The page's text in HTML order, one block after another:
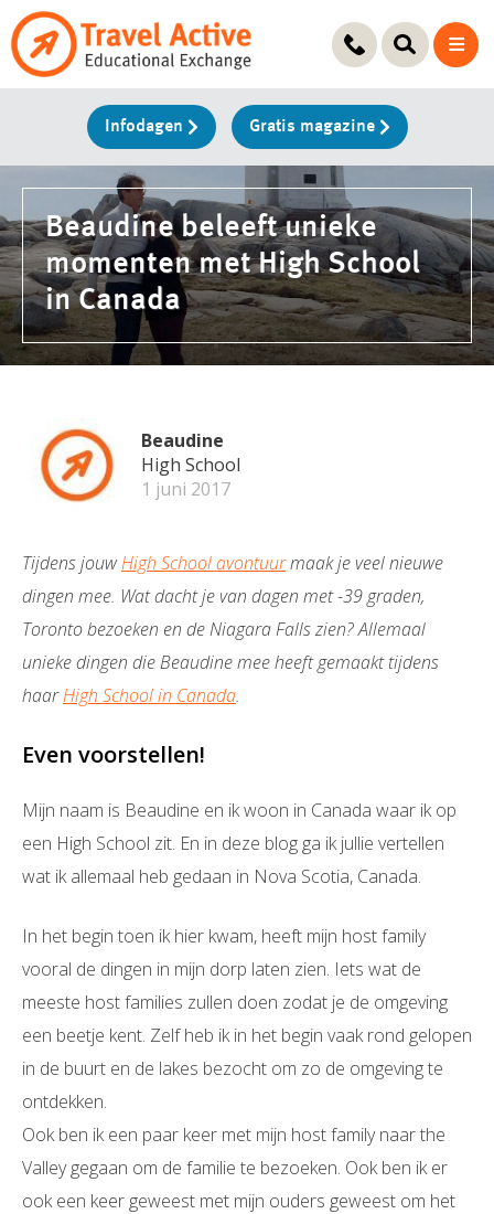
Ga
naar
Infodagen Gratis magazine
Beaudine beleeft unieke
momenten met High School
in Canada
Beaudine
High School
1 juni 2017
Tijdens jouwHigh School avontuurmaak je veel nieuwe
dingen mee. Wat dacht je van dagen met -39 graden,
Toronto bezoeken en de Niagara Falls zien? Allemaal
unieke dingen die Beaudine mee heeft gemaakt tijdens
haarHigh School in Canada.
Even voorstellen!
Mijn naam is Beaudine en ik woon in Canada waar ik op
een High School zit. En in deze blog ga ik jullie vertellen
wat ik allemaal heb gedaan in Nova Scotia, Canada.
In het begin toen ik hier kwam, heeft mijn host family
vooral de dingen in mijn dorp laten zien. Iets wat de
meeste host families zullen doen zodat je de omgeving
een beetje kent. Zelf heb ik in het begin vaak rond gelopen
in de buurt en de lakes bezocht om zo de omgeving te
ontdekken.
Ook ben ik een paar keer met mijn host family naar the
Valley gegaan om de familie te bezoeken. Ook ben ik er
ook een keer geweest met mijn ouders geweest om het